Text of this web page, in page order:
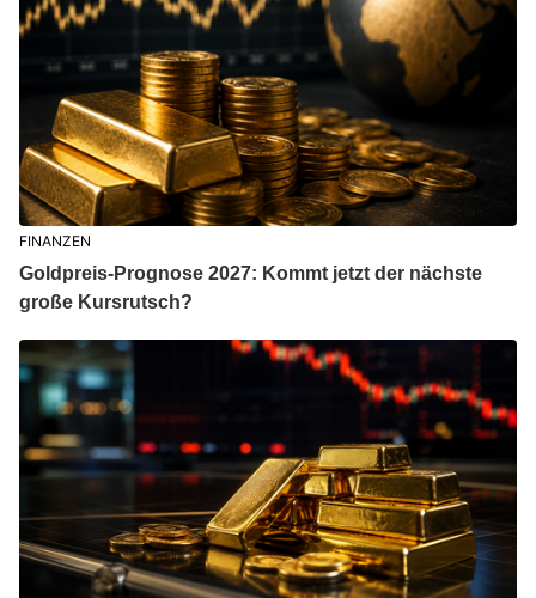
FINANZEN
Goldpreis-Prognose 2027: Kommt jetzt der nächste
große Kursrutsch?